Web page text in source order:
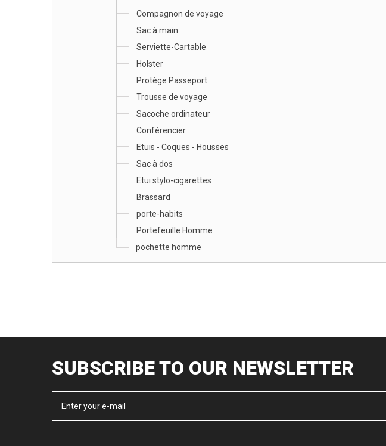
Compagnon de voyage
Sac à main
Serviette-Cartable
Holster
Protège Passeport
Trousse de voyage
Sacoche ordinateur
Conférencier
Etuis - Coques - Housses
Sac à dos
Etui stylo-cigarettes
Brassard
porte-habits
Portefeuille Homme
pochette homme
SUBSCRIBE TO OUR NEWSLETTER